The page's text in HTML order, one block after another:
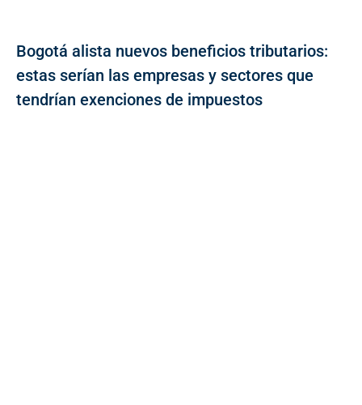
Bogotá alista nuevos beneficios tributarios:
estas serían las empresas y sectores que
tendrían exenciones de impuestos